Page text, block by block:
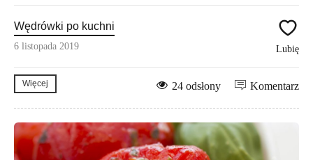
Wędrówki po kuchni
6 listopada 2019 Lubię
Więcej Komentarz
24 odsłony